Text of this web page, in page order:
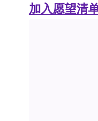
加入愿望清